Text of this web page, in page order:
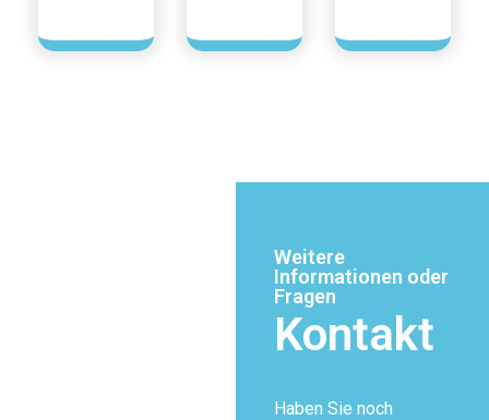
Weitere
Informationen oder
Fragen
Kontakt
Haben Sie noch